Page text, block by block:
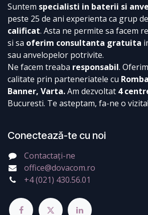
Suntem specialisti in baterii si
peste 25 de ani experienta ca grup
calificat. Asta ne permite sa facem
si sa oferim consultanta gratuita
sau anvelopelor potrivite.
Ne facem treaba responsabil.
calitate prin parteneriatele cu
Banner, Varta.Am dezvoltat 4
Bucuresti. Te asteptam, fa-ne o vizita!
Conectează-te cu noi
Contactați-ne
office@dovacom.ro
+4 (021) 430.56.01